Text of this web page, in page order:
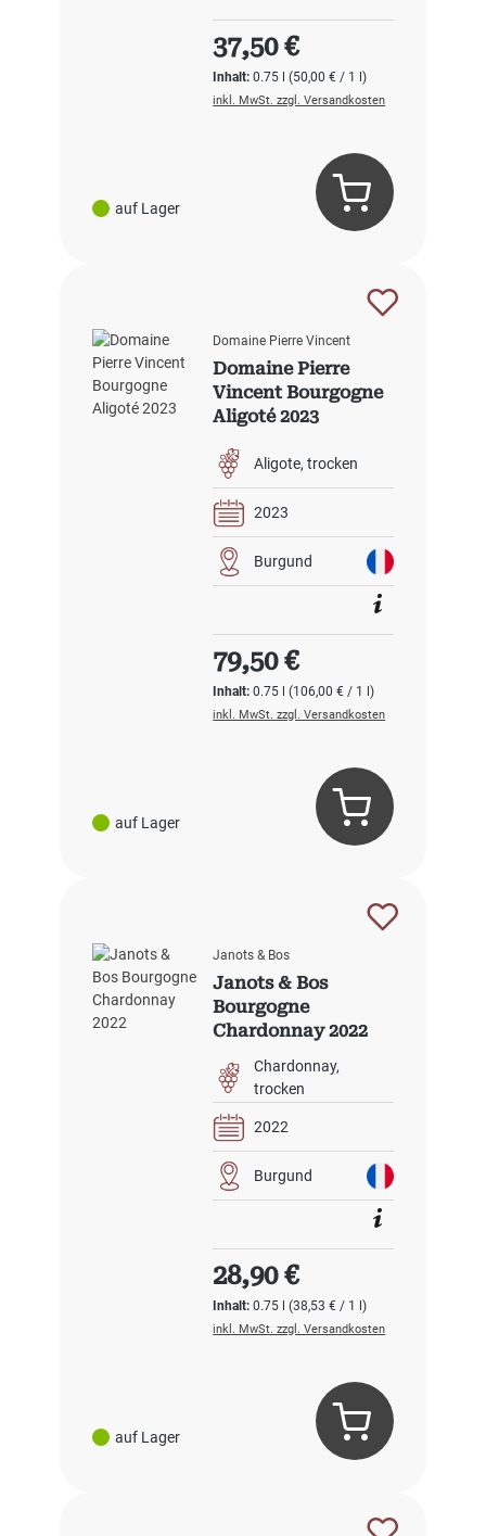
auf Lager
Inhalt:0.75 l(50,00 € / 1 l)
Regulärer Preis:
37,50 €
inkl. MwSt. zzgl. Versandkosten
auf Lager
Domaine Pierre Vincent
Domaine Pierre
Vincent Bourgogne
Aligoté 2023
Aligote trocken
2023
Burgund
Inhalt:0.75 l(106,00 € / 1 l)
Regulärer Preis:
79,50 €
inkl. MwSt. zzgl. Versandkosten
auf Lager
Janots & Bos
Janots & Bos
Bourgogne
Chardonnay 2022
Chardonnay
trocken
2022
Burgund
Inhalt:0.75 l(38,53 € / 1 l)
Regulärer Preis:
28,90 €
inkl. MwSt. zzgl. Versandkosten